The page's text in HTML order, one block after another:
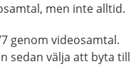
men inte alltid.
genom videosamtal.
sedan välja att byta till